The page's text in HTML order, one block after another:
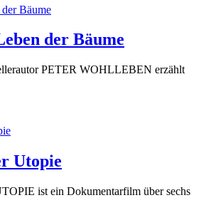
der Bäume
PETER WOHLLEBEN erzählt
Utopie
ist ein Dokumentarfilm über sechs